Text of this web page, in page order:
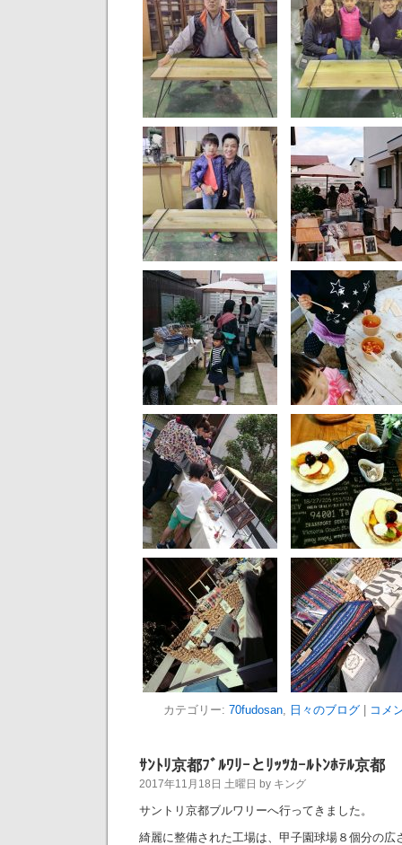
カテゴリー: 70fudosan, 日々のブログ| コメ
ｻﾝﾄﾘ京都ﾌﾞﾙﾜﾘｰとﾘｯﾂｶｰﾙﾄﾝﾎﾃﾙ京都
2017年11月18日 土曜日 by キング
サントリ京都ブルワリーへ行ってきました。
綺麗に整備された工場は、甲子園球場８個分の広